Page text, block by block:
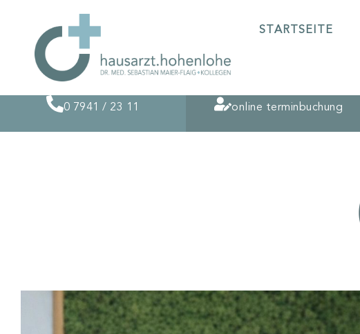
STARTSEITE
0 7941 / 23 11 online terminbuchung